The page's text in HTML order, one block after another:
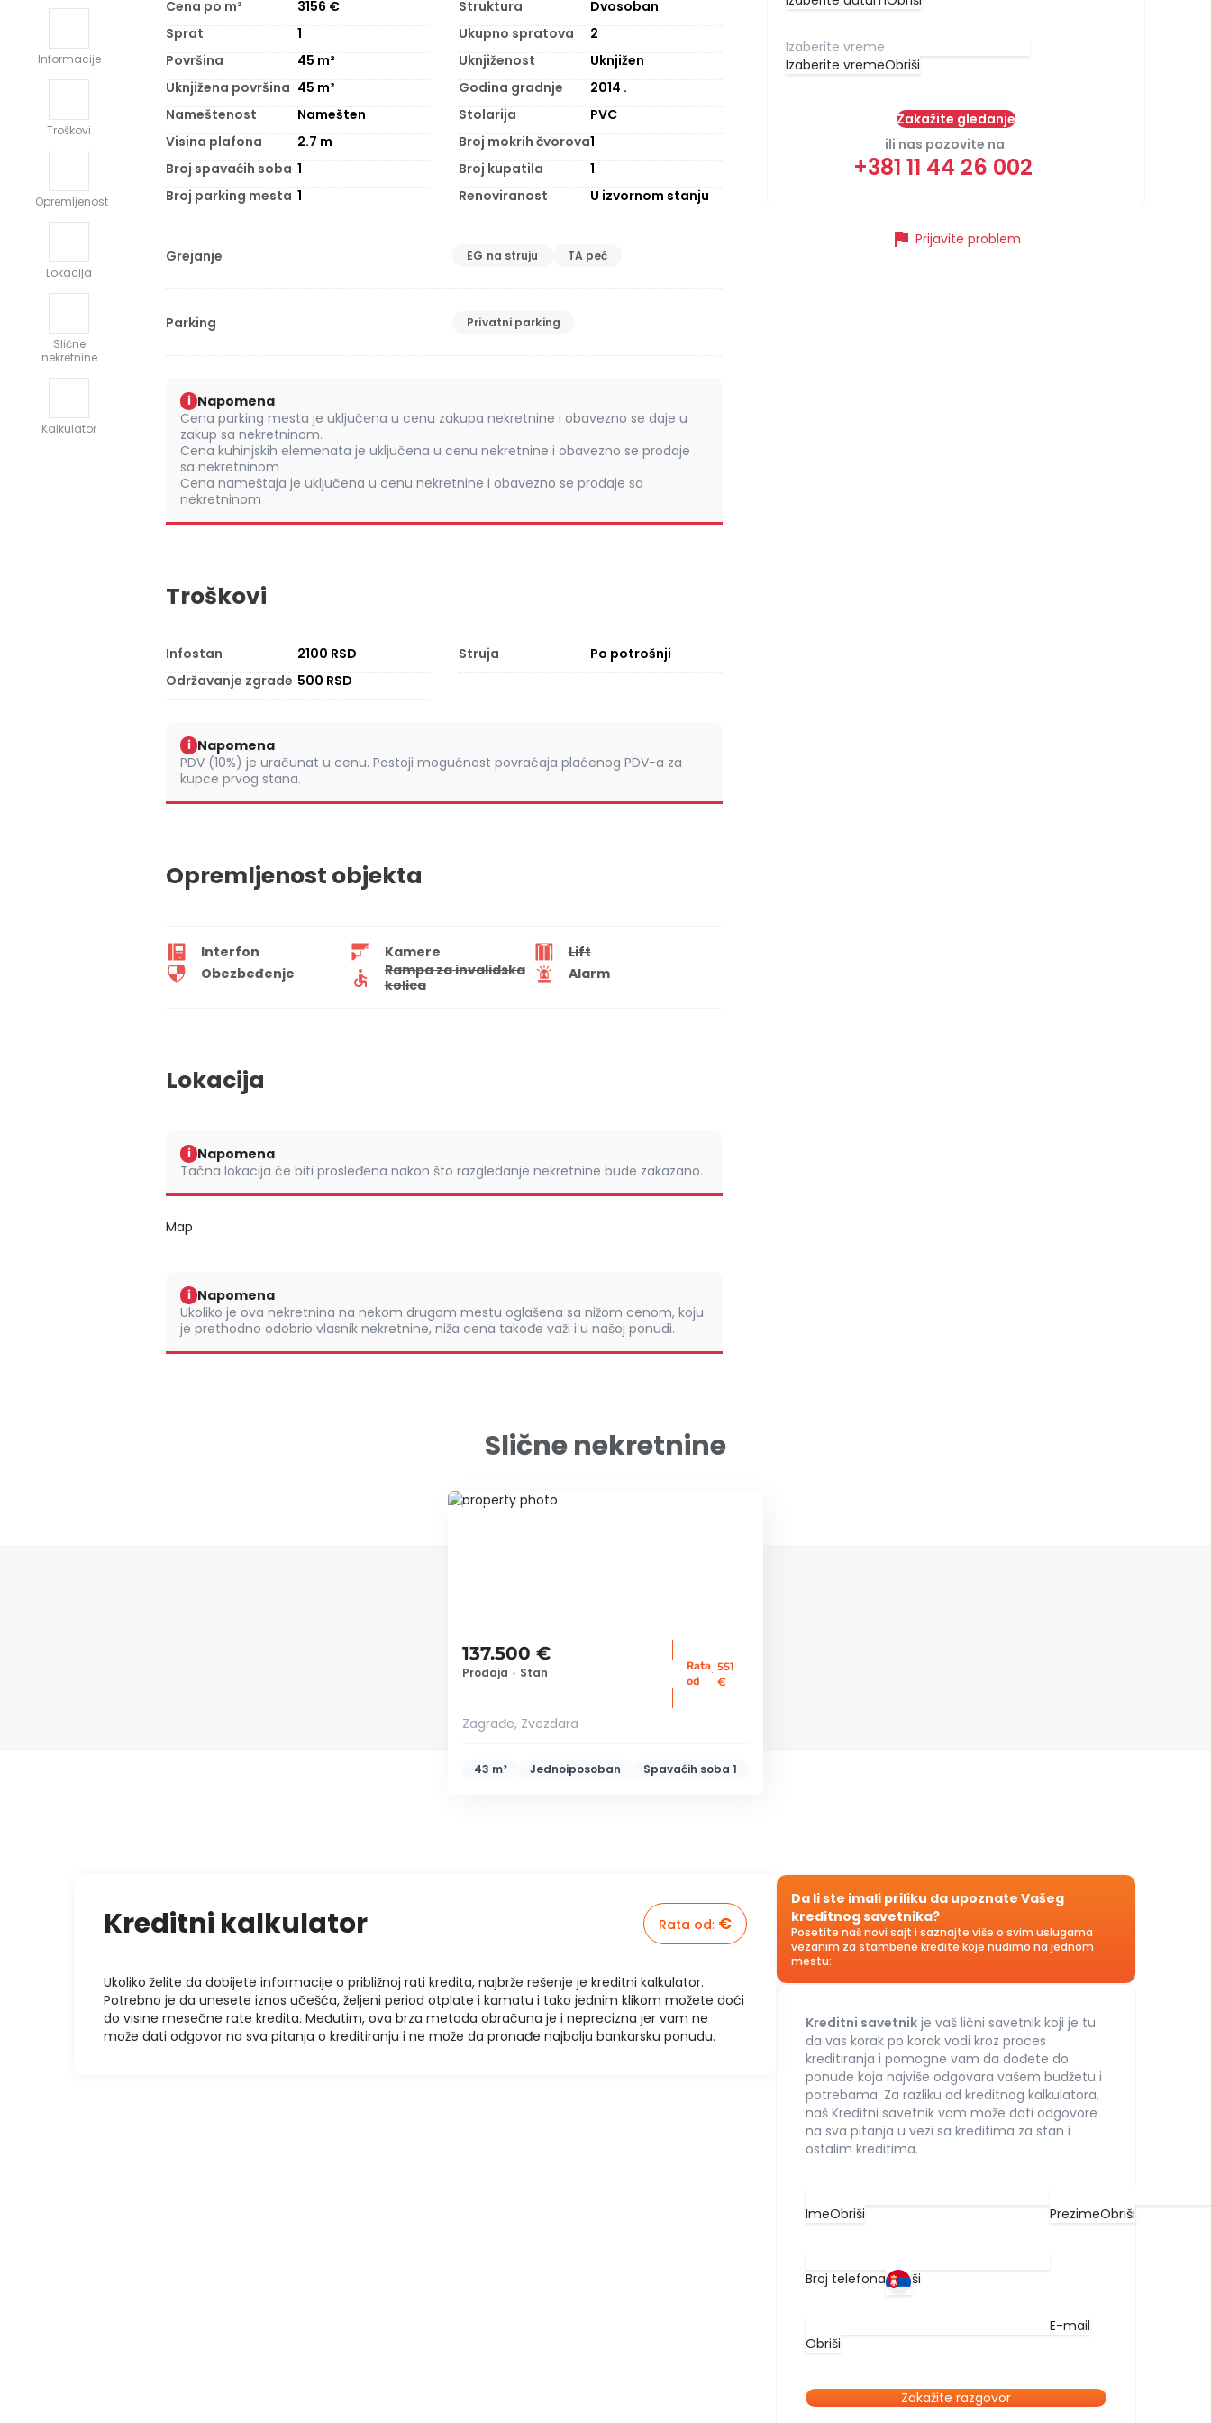
Informacije
Troškovi
Opremljenost
Lokacija
Slične
nekretnine
Kalkulator
Cena po m² 3156 € Struktura
Dvosoban
Sprat
1 Ukupno spratova
2
Površina
45 m² Uknjiženost
Uknjižen
Uknjižena površina 45 m² Godina gradnje 2014 .
Nameštenost
Namešten Stolarija
PVC
Visina plafona
2.7 m Broj mokrih čvorova1
Broj spavaćih soba 1 Broj kupatila
1
Broj parking mesta 1 Renoviranost U izvornom stanju
Grejanje EG na struju TA peć
Parking Privatni parking
i Napomena
Cena parking mesta je uključena u cenu zakupa nekretnine i obavezno se daje u
zakup sa nekretninom.
Cena kuhinjskih elemenata je uključena u cenu nekretnine i obavezno se prodaje
sa nekretninom
Cena nameštaja je uključena u cenu nekretnine i obavezno se prodaje sa
nekretninom
Troškovi
Infostan 2100 RSD Struja
Po potrošnji
Održavanje zgrade 500 RSD
i Napomena
PDV (10%) je uračunat u cenu. Postoji mogućnost povraćaja plaćenog PDV-a za
kupce prvog stana.
Opremljenost objekta
Interfon Kamere
Lift
Obezbeđenje
Rampa za invalidska
kolica
Alarm
Lokacija
i Napomena
Tačna lokacija će biti prosleđena nakon što razgledanje nekretnine bude zakazano.
Map
i Napomena
Ukoliko je ova nekretnina na nekom drugom mestu oglašena sa nižom cenom, koju
je prethodno odobrio vlasnik nekretnine, niža cena takođe važi i u našoj ponudi.
Izaberite vremeObriši
Zakažite gledanje
ili nas pozovite na
+381 11 44 26 002
flag Prijavite problem
Slične nekretnine
ID 79622
137.500 €
Prodaja • Stan
Rata
od
: 551
€
Zagrađe, Zvezdara
43 m² Jednoiposoban Spavaćih soba 1
Kreditni kalkulator Rata od: €
Ukoliko želite da dobijete informacije o približnoj rati kredita, najbrže rešenje je kreditni kalkulator.
Potrebno je da unesete iznos učešća, željeni period otplate i kamatu i tako jednim klikom možete doći
do visine mesečne rate kredita. Međutim, ova brza metoda obračuna je i neprecizna jer vam ne
može dati odgovor na sva pitanja o kreditiranju i ne može da pronađe najbolju bankarsku ponudu.
Da li ste imali priliku da upoznate Vašeg
kreditnog savetnika?
Posetite naš novi sajt i saznajte više o svim uslugama
vezanim za stambene kredite koje nudimo na jednom
mestu:
Kreditni savetnik je vaš lični savetnik koji je tu
da vas korak po korak vodi kroz proces
kreditiranja i pomogne vam da dođete do
ponude koja najviše odgovara vašem budžetu i
potrebama. Za razliku od kreditnog kalkulatora,
naš Kreditni savetnik vam može dati odgovore
na sva pitanja u vezi sa kreditima za stan i
ostalim kreditima.
ImeObriši PrezimeObriši
Broj telefonaObriši
E-mail
Obriši
Zakažite razgovor